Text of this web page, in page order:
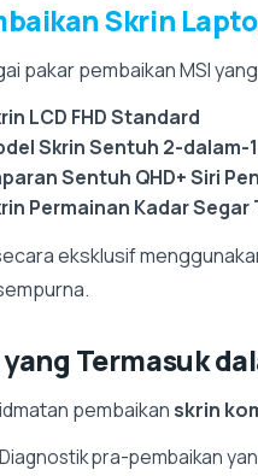
Skrin
pakar pembaikan MSI
LCD FHD Standard
Skrin Sentuh 2-dalam-1
Sentuh QHD+ Siri
Permainan Kadar Segar
eksklusif
yang Termasuk
pembaikan skrin
pra-pembaikan